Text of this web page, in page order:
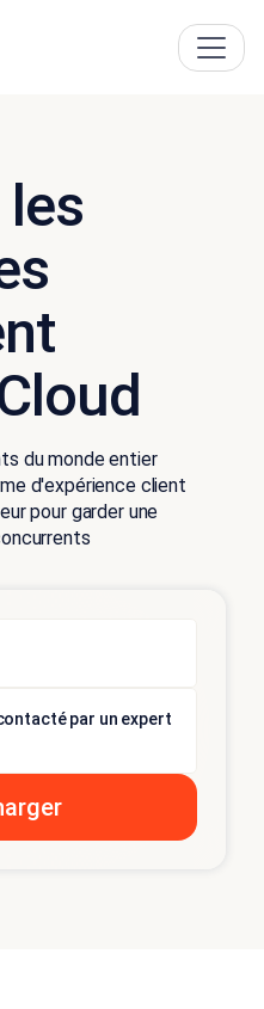
du monde entier
d'expérience client
pour garder une
par un expert